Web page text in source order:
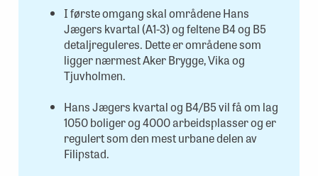
I første omgang skal områdene Hans
Jægers kvartal (A1-3) og feltene B4 og B5
detaljreguleres. Dette er områdene som
ligger nærmest Aker Brygge, Vika og
Tjuvholmen.
Hans Jægers kvartal og B4/B5 vil få om lag
1050 boliger og 4000 arbeidsplasser og er
regulert som den mest urbane delen av
Filipstad.